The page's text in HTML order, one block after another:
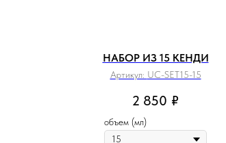
НАБОР ИЗ 15 КЕНДИ
Артикул: UC-SET15-15
2 850 ₽
объем (мл)